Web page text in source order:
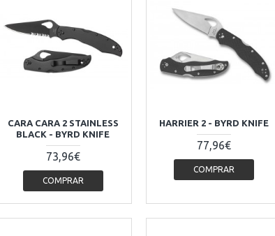
CARA CARA 2 STAINLESS
BLACK - BYRD KNIFE
73,96€
COMPRAR
HARRIER 2 - BYRD KNIFE
77,96€
COMPRAR